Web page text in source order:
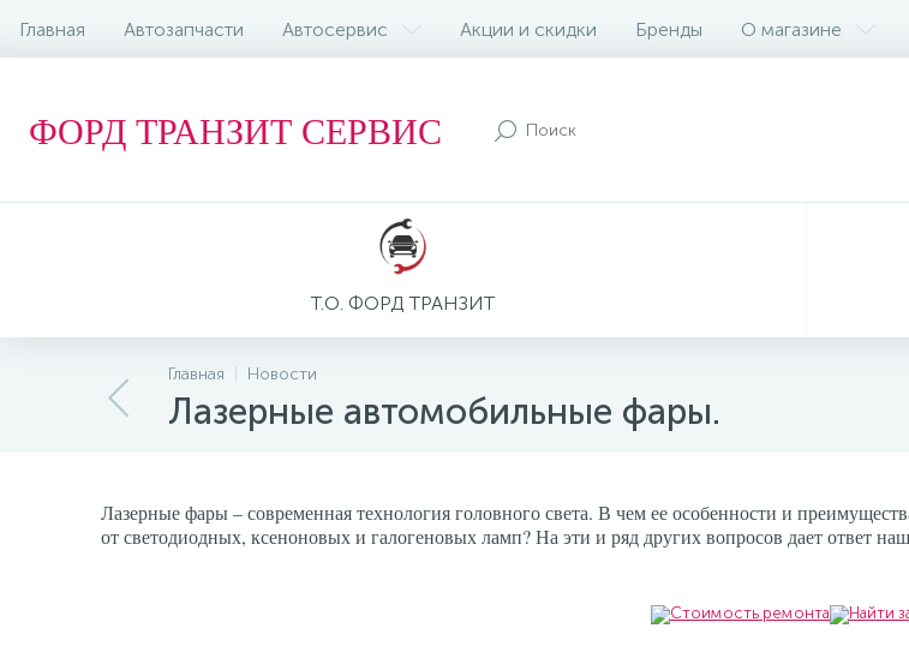
Главная Автозапчасти Автосервис Акции и скидки Бренды О магазине
ФОРД ТРАНЗИТ СЕРВИС
Т.О. ФОРД ТРАНЗИТ
Главная Новости
Лазерные автомобильные фары.
Лазерные фары – современная технология головного света. В чем ее особенности и
от светодиодных, ксеноновых и галогеновых ламп? На эти и ряд других вопросов дает ответ